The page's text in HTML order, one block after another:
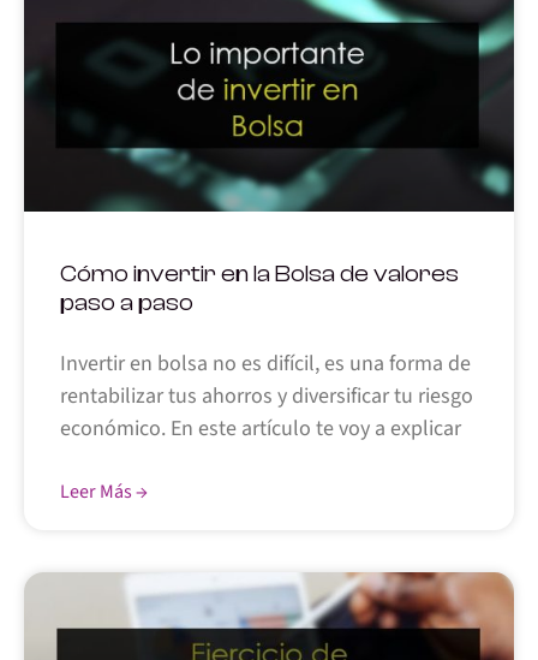
Cómo invertir en la Bolsa de valores
paso a paso
Invertir en bolsa no es difícil, es una forma de
rentabilizar tus ahorros y diversificar tu riesgo
económico. En este artículo te voy a explicar
Leer Más →